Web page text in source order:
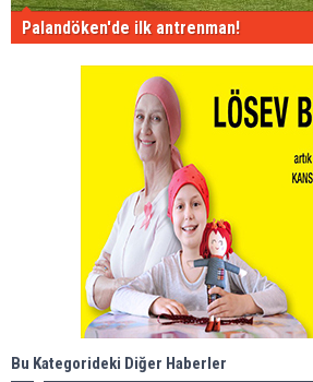
Palandöken'de ilk antrenman!
Bu Kategorideki Diğer Haberler